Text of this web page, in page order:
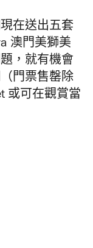
在送出五套
澳門美獅美
，就有機會
門票售罄除
或可在觀賞當